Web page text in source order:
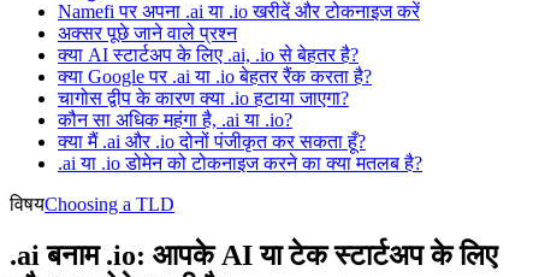
Namefi पर अपना .ai या .io खरीदें और टोकनाइज करें
अक्सर पूछे जाने वाले प्रश्न
क्या AI स्टार्टअप के लिए .ai, .io से बेहतर है?
क्या Google पर .ai या .io बेहतर रैंक करता है?
चागोस द्वीप के कारण क्या .io हटाया जाएगा?
कौन सा अधिक महंगा है, .ai या .io?
क्या मैं .ai और .io दोनों पंजीकृत कर सकता हूँ?
.ai या .io डोमेन को टोकनाइज करने का क्या मतलब है?
विषयChoosing a TLD
.ai बनाम .io: आपके AI या टेक स्टार्टअप के लिए